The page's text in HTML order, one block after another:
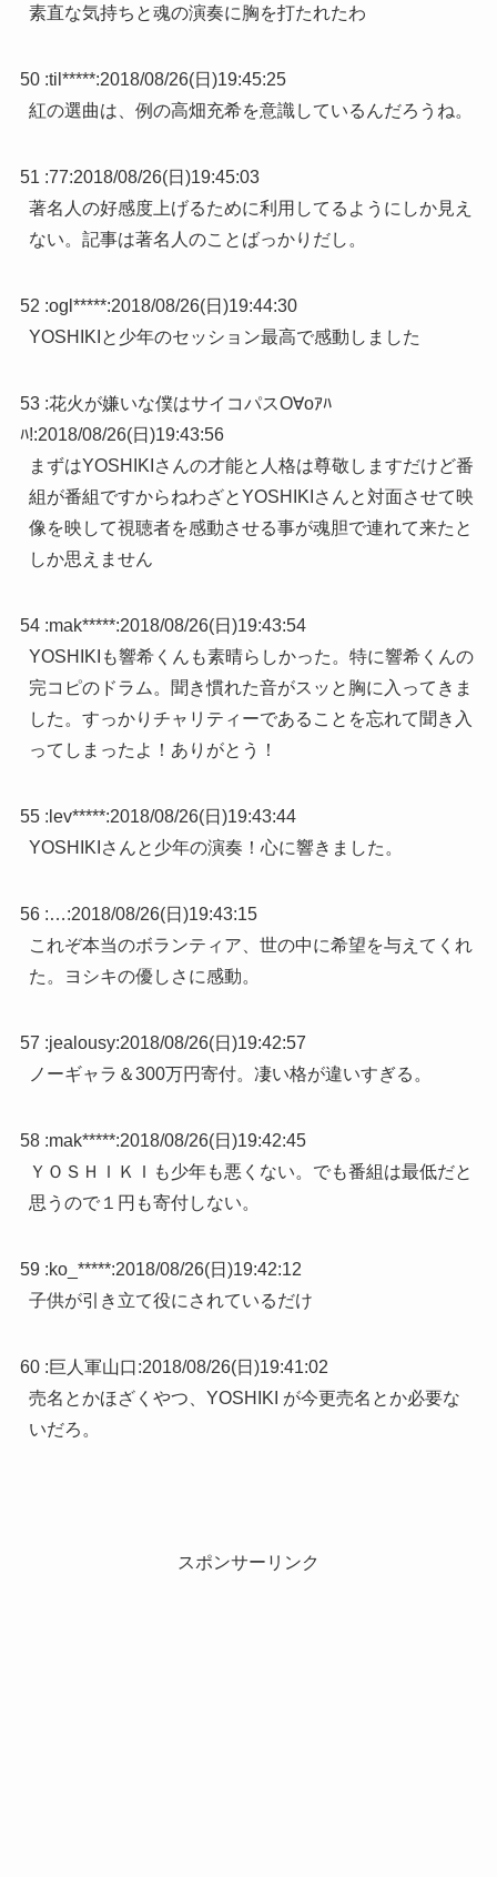
素直な気持ちと魂の演奏に胸を打たれたわ
50 :til*****:2018/08/26(日)19:45:25
紅の選曲は、例の高畑充希を意識しているんだろうね。
51 :77:2018/08/26(日)19:45:03
著名人の好感度上げるために利用してるようにしか見え
ない。記事は著名人のことばっかりだし。
52 :ogl*****:2018/08/26(日)19:44:30
YOSHIKIと少年のセッション最高で感動しました
53 :花火が嫌いな僕はサイコパスO∀oｱﾊ
ﾊ!:2018/08/26(日)19:43:56
まずはYOSHIKIさんの才能と人格は尊敬しますだけど番
組が番組ですからねわざとYOSHIKIさんと対面させて映
像を映して視聴者を感動させる事が魂胆で連れて来たと
しか思えません
54 :mak*****:2018/08/26(日)19:43:54
YOSHIKIも響希くんも素晴らしかった。特に響希くんの
完コピのドラム。聞き慣れた音がスッと胸に入ってきま
した。すっかりチャリティーであることを忘れて聞き入
ってしまったよ！ありがとう！
55 : lev*****:2018/08/26(日)19:43:44
YOSHIKIさんと少年の演奏！心に響きました。
56 :…:2018/08/26(日)19:43:15
これぞ本当のボランティア、世の中に希望を与えてくれ
た。ヨシキの優しさに感動。
57 :jealousy:2018/08/26(日)19:42:57
ノーギャラ＆300万円寄付。凄い格が違いすぎる。
58 :mak*****:2018/08/26(日)19:42:45
ＹＯＳＨＩＫＩも少年も悪くない。でも番組は最低だと
思うので１円も寄付しない。
59 :ko_*****:2018/08/26(日)19:42:12
子供が引き立て役にされているだけ
60 :巨人軍山口:2018/08/26(日)19:41:02
売名とかほざくやつ、YOSHIKI が今更売名とか必要な
いだろ。
スポンサーリンク